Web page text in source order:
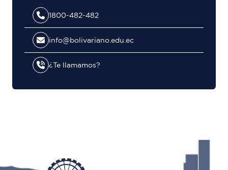
1800-482-482
info@bolivariano.edu.ec
¿Te llamamos?